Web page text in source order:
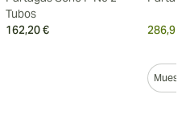
Tubos
162,20 €
286,91